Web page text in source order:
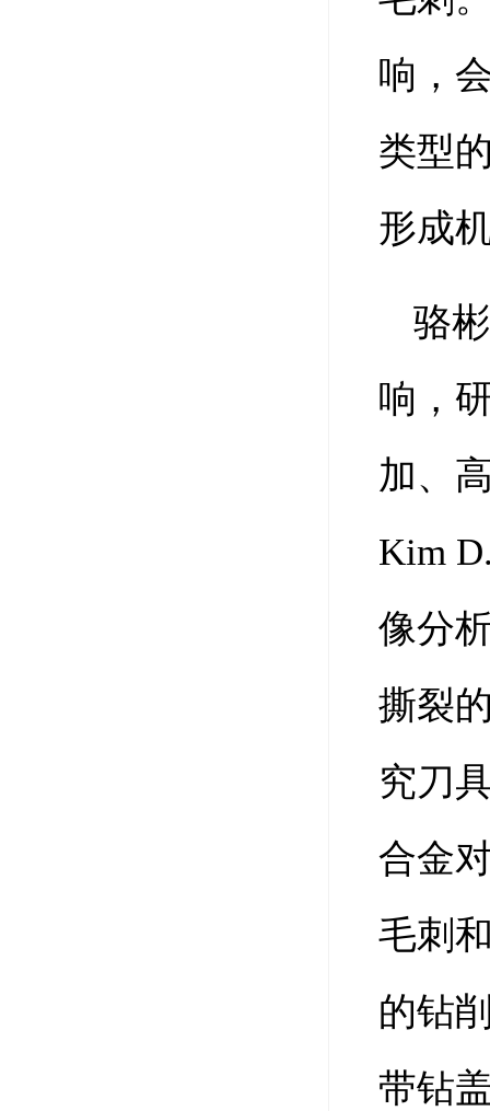
响，
类型
形成
骆
响，
加、
Kim
像分
撕裂
究刀
合金
毛刺
的钻
带钻